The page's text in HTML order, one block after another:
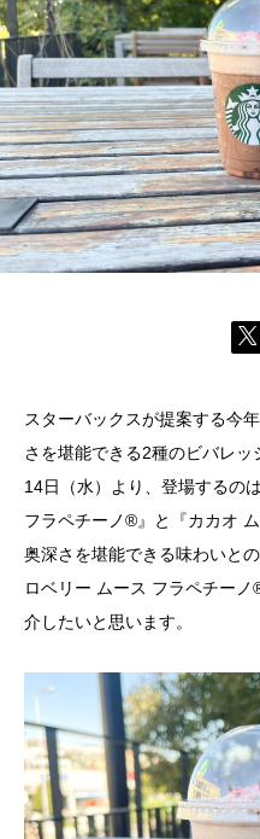
スターバックスが提案する今
さを堪能できる2種のビバレッ
14日（水）より、登場するの
フラペチーノ®』と『カカオ
奥深さを堪能できる味わいと
ロベリー ムース フラペチー
介したいと思います。